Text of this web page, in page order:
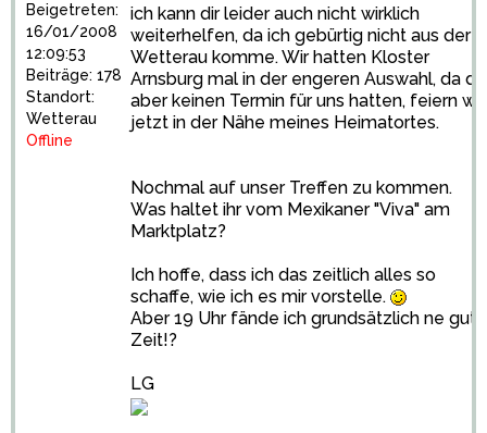
Beigetreten:
16/01/2008
12:09:53
Beiträge: 178
Standort:
Wetterau
Offline
ich kann dir leider auch nicht wirklich
weiterhelfen, da ich gebürtig nicht aus der
Wetterau komme. Wir hatten Kloster
Arnsburg mal in der engeren Auswahl, da
aber keinen Termin für uns hatten, feiern wir
jetzt in der Nähe meines Heimatortes.
Nochmal auf unser Treffen zu kommen.
Was haltet ihr vom Mexikaner "Viva" am
Marktplatz?
Ich hoffe, dass ich das zeitlich alles so
schaffe, wie ich es mir vorstelle.
Aber 19 Uhr fände ich grundsätzlich ne gute
Zeit!?
LG